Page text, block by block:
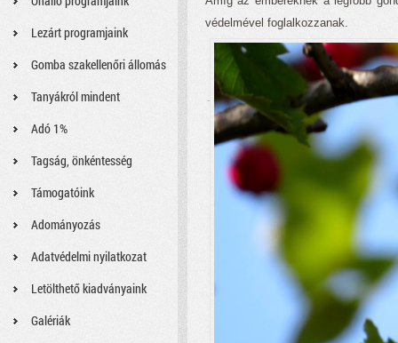
Lezárt programjaink
Gomba szakellenőri állomás
Tanyákról mindent
Adó 1%
Tagság, önkéntesség
Támogatóink
Adományozás
Adatvédelmi nyilatkozat
Letölthető kiadványaink
Galériák
védelmével foglalkozzanak.